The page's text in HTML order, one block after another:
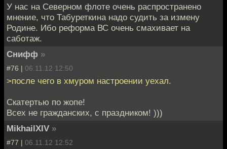
У нас на Северном флоте очень распространено
мнение, что Табуреткина надо судить за измену
Родине. Ибо реформа ВС очень смахивает на
саботаж.
Снифф »
#76 | 06.11.12 12:50
>после чего в хмуром настроении уехал.
Скатертью по жопе!
Всех не гражданских, с праздником! )))
MikhailXIV »
#77 | 06.11.12 12:52